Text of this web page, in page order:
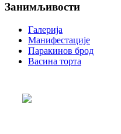
Занимљивости
Галерија
Манифестације
Паракинов брод
Васина торта